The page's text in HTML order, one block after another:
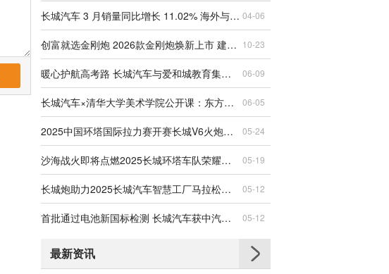
长城汽车 3 月销量同比增长 11.02% 海外与新能源表现亮眼 04-06
创富就选金刚炮 2026款金刚炮焕新上市 建议零售价8.98万元起 10-23
暖心护航高考路 长城汽车与爱和城教育集团联合开展爱心送考行动 06-09
长城汽车×清华大学美术学院公开课：东方美学成为世界表达 06-05
2025中国环塔国际拉力赛开赛长城V6火炮硬核出征环塔 05-24
沙海战火即将点燃2025长城环塔车队荣耀回归 05-19
长城炮助力2025长城汽车智慧工厂马拉松燃情开跑 05-12
首批通过电池新国标检测 长城汽车获中汽研双证书 05-12
最新资讯